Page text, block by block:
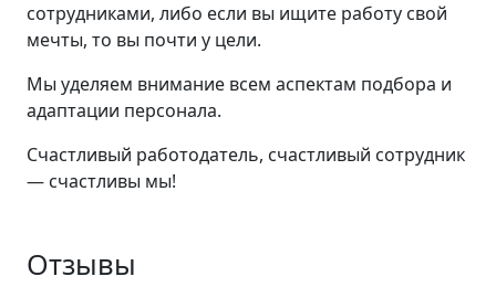
сотрудниками, либо если вы ищите работу свой
мечты, то вы почти у цели.
Мы уделяем внимание всем аспектам подбора и
адаптации персонала.
Счастливый работодатель, счастливый сотрудник
— счастливы мы!
Отзывы